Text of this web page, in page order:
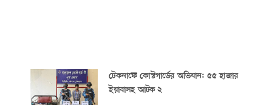
টেকনাফে কোস্টগার্ডের অভিযান: ৫৫ হাজার
ইয়াবাসহ আটক ২